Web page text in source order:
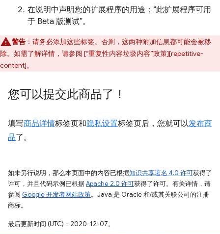
在说明中声明您的扩展程序的用途：“此扩展程序可用
于 Beta 版测试”。
警告 ：请务必添加这些标签。否则，这两种附加信息都可能会被移
除。如需了解详情，请参阅 [“重复性内容垃圾内容”政策][repetitive-
content]。
您可以提交此商品了！
填写商品详情标签页和隐私设置标签页后，您就可以发布商
品了。
如未另行说明，那么本页面中的内容已根据知识共享署名 4.0 许可获得了
许可，并且代码示例已根据Apache 2.0 许可获得了许可。有关详情，请
参阅 Google 开发者网站政策。Java 是 Oracle 和/或其关联公司的注册
商标。
最后更新时间 (UTC)：2020-12-07。